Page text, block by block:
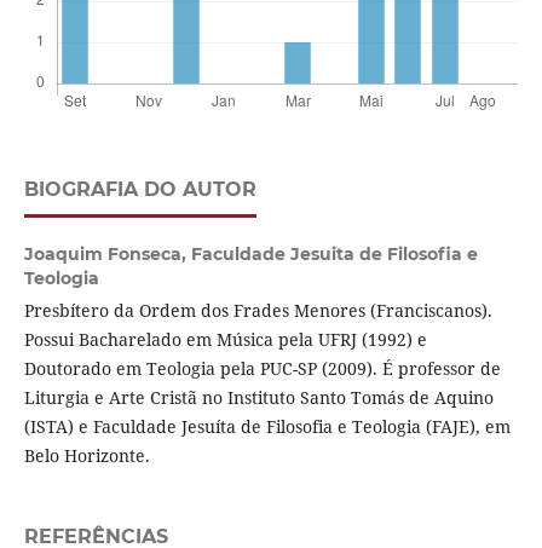
BIOGRAFIA DO AUTOR
Joaquim Fonseca, Faculdade Jesuita de Filosofia e
Teologia
Presbítero da Ordem dos Frades Menores (Franciscanos).
Possui Bacharelado em Música pela UFRJ (1992) e
Doutorado em Teologia pela PUC-SP (2009). É professor de
Liturgia e Arte Cristã no Instituto Santo Tomás de Aquino
(ISTA) e Faculdade Jesuíta de Filosofia e Teologia (FAJE), em
Belo Horizonte.
REFERÊNCIAS